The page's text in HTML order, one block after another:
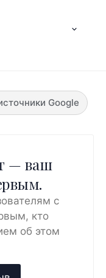
Google
— ваш
с
кто
об этом